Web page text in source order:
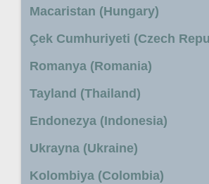
Macaristan (Hungary)
Çek Cumhuriyeti (Czech
Romanya (Romania)
Tayland (Thailand)
Endonezya (Indonesia)
Ukrayna (Ukraine)
Kolombiya (Colombia)